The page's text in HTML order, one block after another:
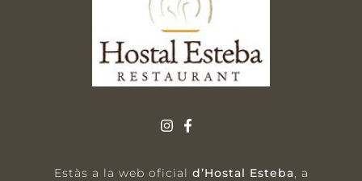
Estàs a la web oficial d’Hostal Esteba , a